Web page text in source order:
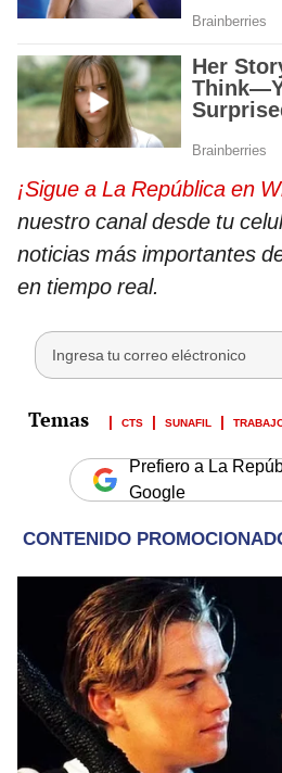
¡Sigue a La República en
nuestro canal desde tu
noticias más importantes
en tiempo real.
CTS SUNAFIL
Prefiero a La
Google